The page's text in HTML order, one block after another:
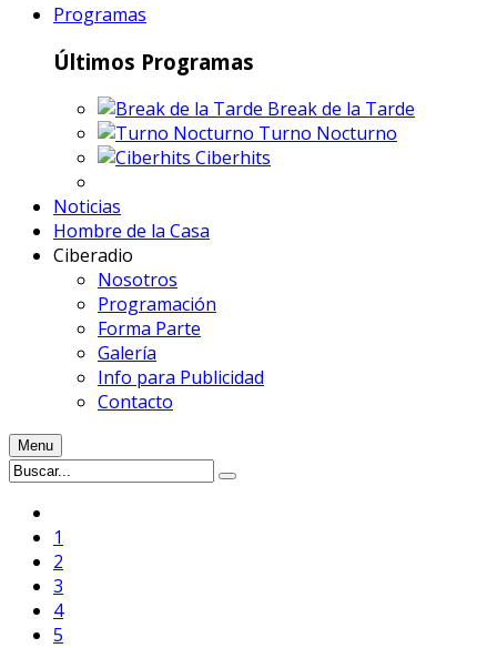
Programas
Últimos Programas
Break de la Tarde
Turno Nocturno
Ciberhits
Noticias
Hombre de la Casa
Ciberadio
Nosotros
Programación
Forma Parte
Galería
Info para Publicidad
Contacto
Menu
1
2
3
4
5